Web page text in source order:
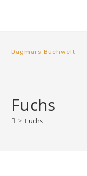
Dagmars Buchwelt
Fuchs
> Fuchs